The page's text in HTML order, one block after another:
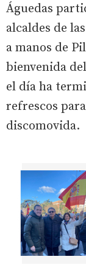
Águedas
alcaldes de
a manos de
bienvenida
el día ha
refrescos
discomovida.